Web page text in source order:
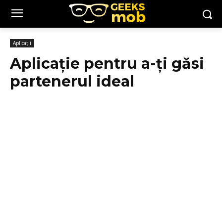
Aplicații
Aplicație pentru a-ți găsi
partenerul ideal